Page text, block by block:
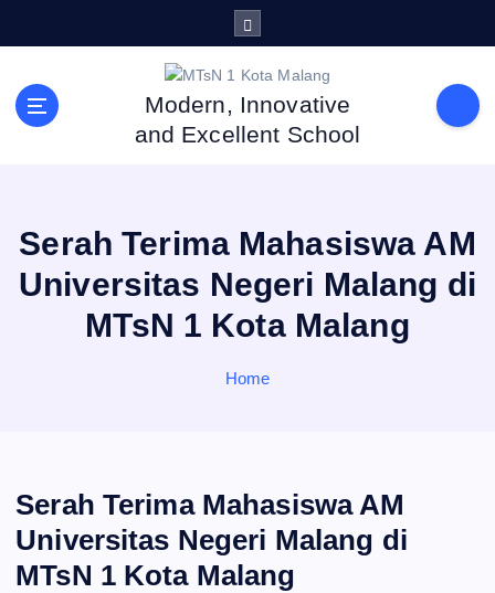
Modern, Innovative
and Excellent School
Serah Terima Mahasiswa AM
Universitas Negeri Malang di
MTsN 1 Kota Malang
Home
Serah Terima Mahasiswa AM
Universitas Negeri Malang di
MTsN 1 Kota Malang